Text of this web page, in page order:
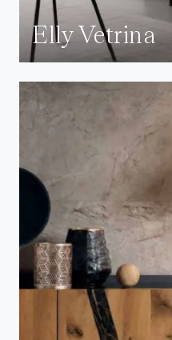
Elly Vetrina